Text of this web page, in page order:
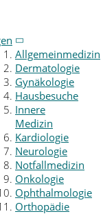
Allgemeinmedizin
Dermatologie
Gynäkologie
Hausbesuche
Innere
Medizin
Kardiologie
Neurologie
Notfallmedizin
Onkologie
Ophthalmologie
Orthopädie